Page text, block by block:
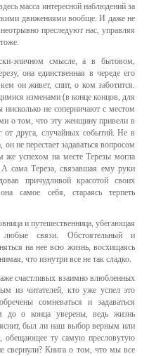
масса интересной наблюдений за
движениями вообще. И даже не
преследуют нас, управляя
эпичном смысле, а в бытовом,
она единственная в череде его
он живет, спит, о ком заботится.
изменами (в конце концов, для
не соперничают с местом
о том, что эту женщину привели в
от друга, случайных событий. Не в
он не перестает задаваться вопросом
успехом на месте Терезы могла
сама Тереза, связавшая ему руки
причудливой красотой своих
самое себя, стараясь терпеть
и путешественница, убегающая
любые связи. Обстоятельный и
на нее всю жизнь, восхищаясь
что изнутри все не так сладко.
счастливых взаимно влюбленных
из читателей, кто уже успел это
сомневаться и задаваться
до о конца уверены, ведь жизнь
был ли наш выбор верным или
обещающее ту самую пресловутую
свернули? Книга о том, что мы все